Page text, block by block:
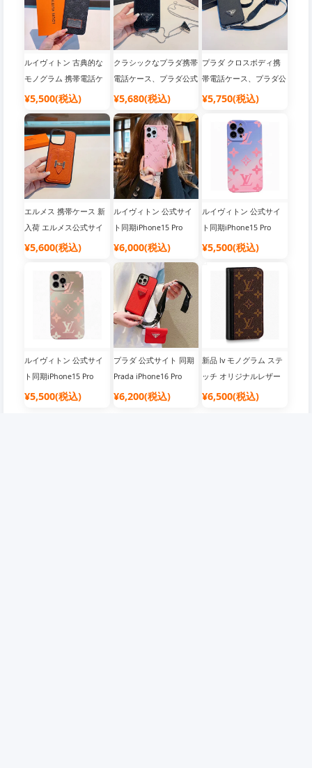
帯電話ケース
ルイヴィトン 古典的な
モノグラム 携帯電話ケ
ース、LV 公式 iPhone16
オールインクルーシブ携
帯電話ケース、高級高級
[強い]
¥5,500(税込)
クラシックなプラダ携帯
電話ケース、プラダ公式
サイト iPhone16 Pro
ングルロゴチェーン、フ
ルシェルチェーン、クロ
スボディ携帯電話ケー
ス、純粋なハンドメイド
ダイヤモンド付き
¥5,680(税込)
プラダ クロスボディ携
帯電話ケース、プラダ公
式サイト iPhone16 Pro
ケース 要小型吊り袋、
要備考、メタルロゴ、ク
ロスグレインレザー ソ
フトエッジ フルパッケ
¥5,750(税込)
エルメス 携帯ケース 新
入荷 エルメス公式サイ
ト同期 iPhone16 Pro
ザー カードホルダー 携
帯ケース ブラック オレ
¥5,600(税込)
ルイヴィトン 公式サイ
ト同期iPhone15 Pro
Maxケース夏の新作モデ
帯電話ケース、斜め掛け
も可能！質感が超いいで
すね！
¥6,000(税込)
ルイヴィトン 公式サイ
ト同期iPhone15 Pro
Max ケース 新しい夏ス
デーション最新カラー電
話ケース、LV細穴電話ケ
ースimd素材
¥5,500(税込)
ルイヴィトン 公式サイ
ト同期iPhone15 Pro
Maxケース 新しい夏ス
¥5,500(税込)
プラダ 公式サイト 同期
Prada iPhone16 Pro
Max ケース カードホル
¥6,200(税込)
新品 lv モノグラム ステ
ッチ オリジナルレザー
手帳型ケース ルイヴィ
¥6,500(税込)